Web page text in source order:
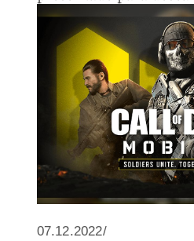
07.12.2022/